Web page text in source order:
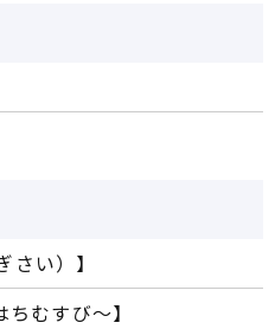
い）】
むすび～】